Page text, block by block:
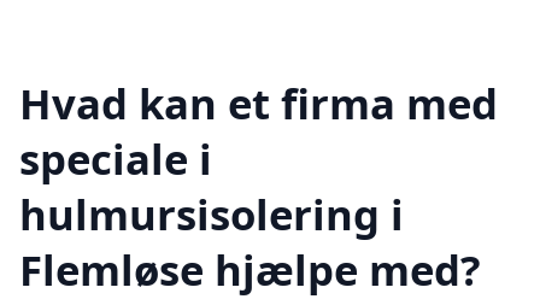
Hvad kan et firma med
speciale i
hulmursisolering i
Flemløse hjælpe med?